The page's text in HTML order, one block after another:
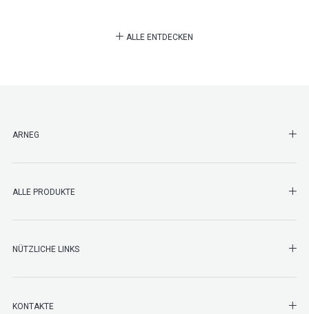
ALLE ENTDECKEN
ARNEG
ALLE PRODUKTE
NÜTZLICHE LINKS
KONTAKTE